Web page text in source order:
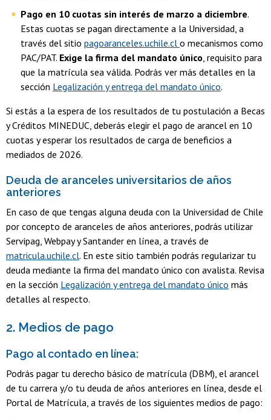
Pago en 10 cuotas sin interés de marzo a diciembre.
Estas cuotas se pagan directamente a la Universidad, a
través del sitio pagoaranceles.uchile.cl o mecanismos como
PAC/PAT. Exige la firma del mandato único , requisito para
que la matrícula sea válida. Podrás ver más detalles en la
sección Legalización y entrega del mandato único.
Si estás a la espera de los resultados de tu postulación a Becas
y Créditos MINEDUC, deberás elegir el pago de arancel en 10
cuotas y esperar los resultados de carga de beneficios a
mediados de 2026.
Deuda de aranceles universitarios de años
anteriores
En caso de que tengas alguna deuda con la Universidad de Chile
por concepto de aranceles de años anteriores, podrás utilizar
Servipag, Webpay y Santander en línea, a través de
matricula.uchile.cl. En este sitio también podrás regularizar tu
deuda mediante la firma del mandato único con avalista. Revisa
en la sección Legalización y entrega del mandato único más
detalles al respecto.
2. Medios de pago
Pago al contado en línea:
Podrás pagar tu derecho básico de matrícula (DBM), el arancel
de tu carrera y/o tu deuda de años anteriores en línea, desde el
Portal de Matrícula, a través de los siguientes medios de pago: